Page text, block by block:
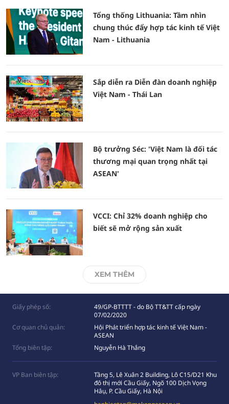
Tổng thống Lithuania: Tầm nhìn
chung thúc đẩy hợp tác kinh tế Việt
Nam - Lithuania
Sắp diễn ra Diễn đàn doanh nghiệp
Việt Nam - Thái Lan
Bộ trưởng Séc: 'Việt Nam là đối tác
thương mại quan trọng nhất tại
ASEAN'
VCCI: Chỉ 32% doanh nghiệp cho
biết sẽ mở rộng sản xuất
XEM THÊM
Giấy phép số:
49/GP-BTTTT - do Bộ TT&TT cấp ngày
07/02/2020
Cơ quan chủ quản:
Hội Phát triển hợp tác kinh tế Việt Nam -
ASEAN
Tổng biên tập:
Nguyễn Hà Thắng
VP Ban biên tập:
Tầng 5, Lê Xuân 2 Building, Lô C15/D21 Khu
đô thị mới Cầu Giấy, Ngõ 100 Dịch Vọng
Hâụ, P. Cầu Giấy, Hà Nội